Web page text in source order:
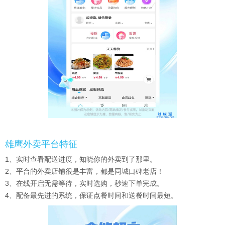
雄鹰外卖平台特征
1、实时查看配送进度，知晓你的外卖到了那里。
2、平台的外卖店铺很是丰富，都是同城口碑老店！
3、在线开启无需等待，实时选购，秒速下单完成。
4、配备最先进的系统，保证点餐时间和送餐时间最短。